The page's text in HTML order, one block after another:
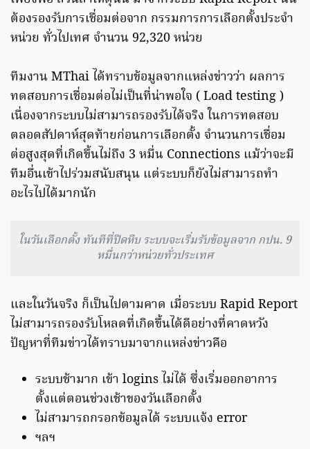
ต้องรองรับการเชื่อมต่อจาก กรรมการการเลือกตั้งประจำ
หน่วย ทั่วไปเทศ จำนวน 92,320 หน่วย
ทีมงาน MThai ได้ทราบข้อมูลจากแหล่งข่าวว่า ผลการ
ทดสอบการเชื่อมต่อไม่เป็นที่น่าพอใจ ( Load testing )
เนื่องจากระบบไม่สามารถรองรับได้จริง ในการทดสอบ
ตลอดสัปดาห์สุดท้ายก่อนการเลือกตั้ง จำนวนการเชื่อม
ต่อสูงสุดที่เกิดขึ้นไม่ถึง 3 หมื่น Connections แม้ว่าจะมี
ทีมอื่นเข้าไปร่วมสนับสนุน แต่ระบบก็ยังไม่สามารถทำ
อะไรไปได้มากนัก
ในวันเลือกตั้ง ทันทีที่ปิดหีบ ระบบจะเริ่มรับข้อมูลจาก กปน. 9
หมื่นกว่าหน่วยทั่วประเทศ
และในวันจริง ก็เป็นไปตามคาด เมื่อระบบ Rapid Report
ไม่สามารถรองรับโหลดที่เกิดขึ้นได้ดีอย่างที่คาดหวัง
ปัญหาที่ทีมข่าวได้ทราบมาจากแหล่งข่าวคือ
ระบบช้ามาก เข้า logins ไม่ได้ ซึ่งเริ่มออกอาการ
ตั้งแต่ตอนช่วงเช้าของวันเลือกตั้ง
ไม่สามารถกรอกข้อมูลได้ ระบบแจ้ง error
ฯลฯ